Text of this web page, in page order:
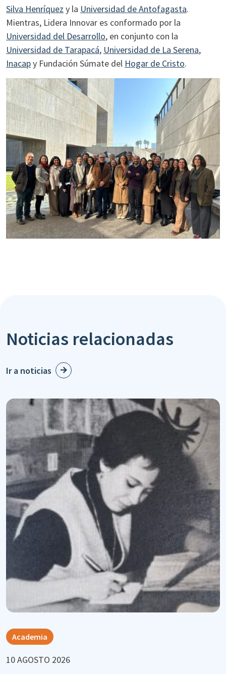
Silva Henríquez y la Universidad de Antofagasta.
Mientras, Lidera Innovar es conformado por la
Universidad del Desarrollo, en conjunto con la
Universidad de Tarapacá, Universidad de La Serena,
Inacapy Fundación Súmate del Hogar de Cristo.
Noticias relacionadas
Ir a noticias
Academia
10 AGOSTO 2026